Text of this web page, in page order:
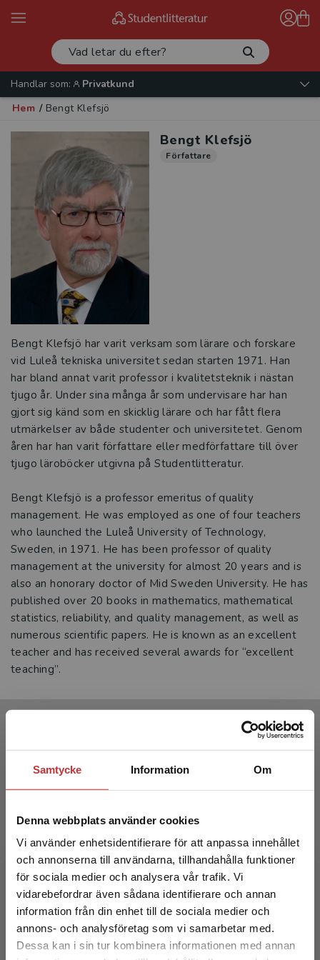
Samtycke Information Om
Denna webbplats använder cookies
Vi använder enhetsidentifierare för att anpassa innehållet
och annonserna till användarna, tillhandahålla funktioner
för sociala medier och analysera vår trafik. Vi
vidarebefordrar även sådana identifierare och annan
information från din enhet till de sociala medier och
annons- och analysföretag som vi samarbetar med.
Dessa kan i sin tur kombinera informationen med annan
Begränsad fraktregion
Handlar som:
Privatkund
Hem / Bengt Klefsjö
Bengt Klefsjö
Författare
Bengt Klefsjö har varit verksam som lärare och forskare
vid Luleå tekniska universitet sedan starten 1971. Han
har bland annat varit professor i kvalitetsteknik i nästan
tjugo år. Under sina många år som undervisare har han
gjort sig känd som en skicklig lärare och har fått flera
utmärkelser av både studenter och universitetet. Genom
åren har han varit författare eller medförfattare till över
tjugo läroböcker utgivna på Studentlitteratur.
Bengt Klefsjö is a professor emeritus of quality
management. He was employed as one of four teachers
who launched the Luleå University of Technology,
Sweden, in 1971. He has been professor of quality
management at the university for almost 20 years and is
also an honorary doctor of Mid Sweden University. He has
published over 20 books in mathematics, mathematical
statistics, reliability, and quality management, as well as
numerous scientific papers. He is known as an excellent
teacher and has received several awards for “excellent
teaching”.
Quality from Customer Needs to
Customer Satisfaction
Bergman, Bo m.fl.
Kvalitet